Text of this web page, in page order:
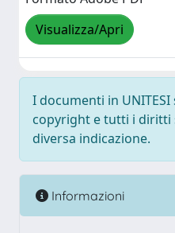
Visualizza/Apri
I documenti in
copyright e tutti i diritti
diversa indicazione.
Informazioni